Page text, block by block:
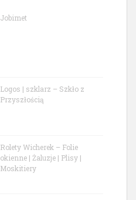
Jobimet
Logos | szklarz – Szkło z
Przyszłością
Rolety Wicherek – Folie
okienne | Żaluzje | Plisy |
Moskitiery